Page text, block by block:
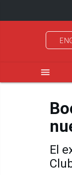
menu
El